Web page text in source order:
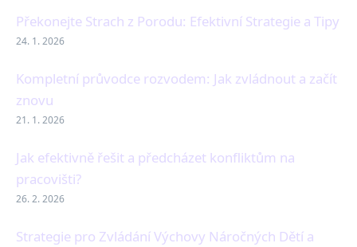
Překonejte Strach z Porodu: Efektivní Strategie a Tipy
24. 1. 2026
Kompletní průvodce rozvodem: Jak zvládnout a začít
znovu
21. 1. 2026
Jak efektivně řešit a předcházet konfliktům na
pracovišti?
26. 2. 2026
Strategie pro Zvládání Výchovy Náročných Dětí a